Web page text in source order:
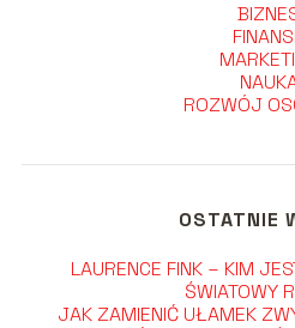
ROZWÓJ
OSTATNIE
LAURENCE FINK – KIM
ŚWIATOWY
JAK ZAMIENIĆ UŁAMEK